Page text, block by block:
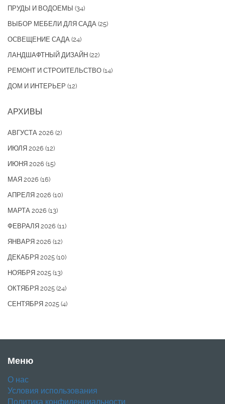
ПРУДЫ И ВОДОЕМЫ (34)
ВЫБОР МЕБЕЛИ ДЛЯ САДА (25)
ОСВЕЩЕНИЕ САДА (24)
ЛАНДШАФТНЫЙ ДИЗАЙН (22)
РЕМОНТ И СТРОИТЕЛЬСТВО (14)
ДОМ И ИНТЕРЬЕР (12)
АРХИВЫ
АВГУСТА 2026 (2)
ИЮЛЯ 2026 (12)
ИЮНЯ 2026 (15)
МАЯ 2026 (16)
АПРЕЛЯ 2026 (10)
МАРТА 2026 (13)
ФЕВРАЛЯ 2026 (11)
ЯНВАРЯ 2026 (12)
ДЕКАБРЯ 2025 (10)
НОЯБРЯ 2025 (13)
ОКТЯБРЯ 2025 (24)
СЕНТЯБРЯ 2025 (4)
Меню
О нас
Условия использования
Политика конфиденциальности